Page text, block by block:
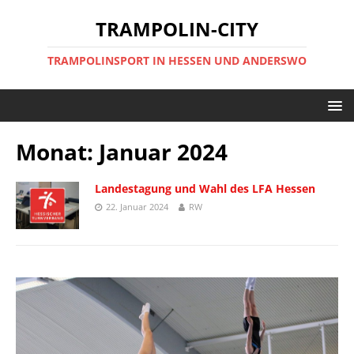
TRAMPOLIN-CITY
TRAMPOLINSPORT IN HESSEN UND ANDERSWO
Monat: Januar 2024
Landestagung und Wahl des LFA Hessen
22. Januar 2024 RW